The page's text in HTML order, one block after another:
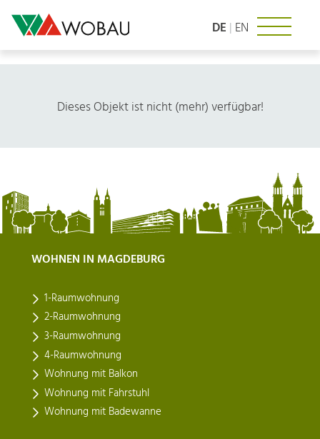
Inhalt
DE | EN
Dieses Objekt ist nicht (mehr) verfügbar!
WOHNEN IN MAGDEBURG
1-Raumwohnung
2-Raumwohnung
3-Raumwohnung
4-Raumwohnung
Wohnung mit Balkon
Wohnung mit Fahrstuhl
Wohnung mit Badewanne